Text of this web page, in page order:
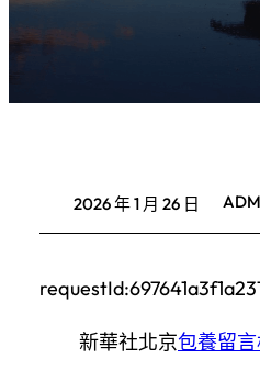
2026 年 1 月 26 日
新華社北京包養留